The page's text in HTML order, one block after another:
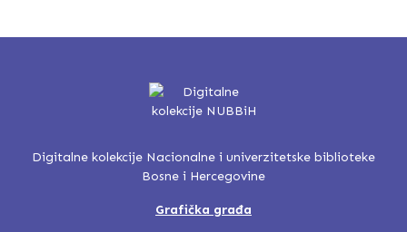
Digitalne kolekcije Nacionalne i univerzitetske biblioteke
Bosne i Hercegovine
Grafička građa